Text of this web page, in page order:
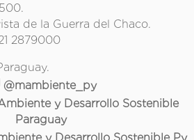
de la Guerra del Chaco.
2879000
@mambiente_py
y Desarrollo Sostenible
Paraguay